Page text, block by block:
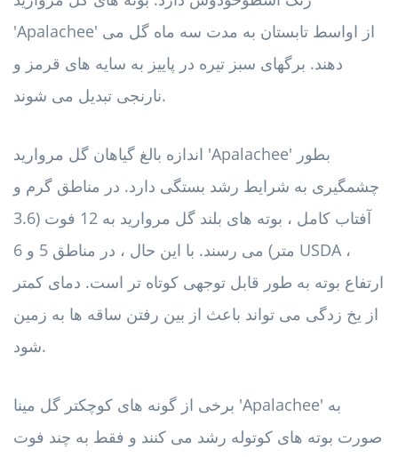
'Apalachee' از اواسط تابستان به مدت سه ماه گل می
دهند. برگهای سبز تیره در پاییز به سایه های قرمز و
نارنجی تبدیل می شوند.
اندازه بالغ گیاهان گل مروارید 'Apalachee' بطور
چشمگیری به شرایط رشد بستگی دارد. در مناطق گرم و
آفتاب کامل ، بوته های بلند گل مروارید به 12 فوت (3.6
متر) می رسند. با این حال ، در مناطق 5 و 6 USDA ،
ارتفاع بوته به طور قابل توجهی کوتاه تر است. دمای کمتر
از یخ زدگی می تواند باعث از بین رفتن ساقه ها به زمین
شود.
برخی از گونه های کوچکتر گل مینا 'Apalachee' به
صورت بوته های کوتوله رشد می کنند و فقط به چند فوت